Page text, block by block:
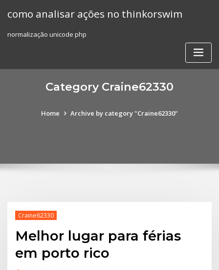
como analisar ações no thinkorswim
normalização unicode php
Category Craine62330
Home Archive by category "Craine62330"
Craine62330
Melhor lugar para férias
em porto rico